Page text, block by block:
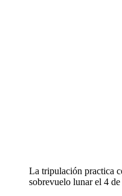
La tripulación practica
sobrevuelo lunar el 4